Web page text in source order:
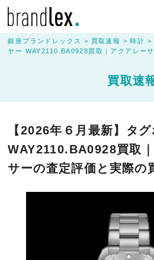
銀座ブランドレックス > 買取速報 >時計 >
ヤー WAY2110.BA0928買取｜アクアレー
買取速
【2026年６月最新】タ
WAY2110.BA0928買取
サーの査定評価と実際の